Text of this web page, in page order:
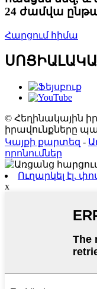
24 ժամվա
Հարցում հիմա
© Հեղինակային
իրավունքները
Կայքի քարտեզ -
որոնումներ
Ուղարկել էլ.
x